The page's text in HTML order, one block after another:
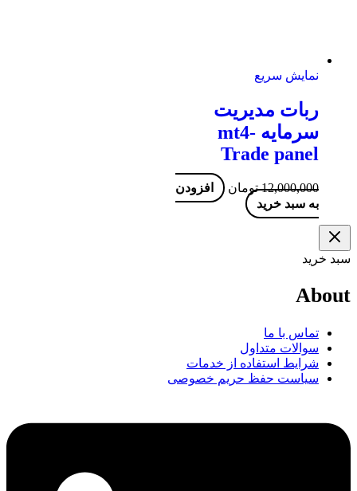
نمایش سریع
ربات مدیریت
سرمایه mt4-
Trade panel
12,000,000 تومان
افزودن
به سبد خرید
سبد خرید
About
تماس با ما
سوالات متداول
شرایط استفاده از خدمات
سیاست حفظ حریم خصوصی